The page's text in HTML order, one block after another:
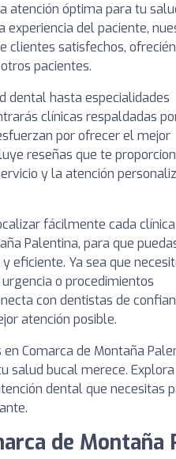
atención óptima para tu
experiencia del paciente,
clientes satisfechos,
pacientes.
dental hasta especialidades
clínicas respaldadas
por ofrecer el mejor
reseñas que te
y la atención
fácilmente cada clínica
Palentina, para que
eficiente. Ya sea que
o procedimientos
con dentistas de
atención posible.
Comarca de Montaña
salud bucal merece. Explora
dental que necesitas
de Montaña